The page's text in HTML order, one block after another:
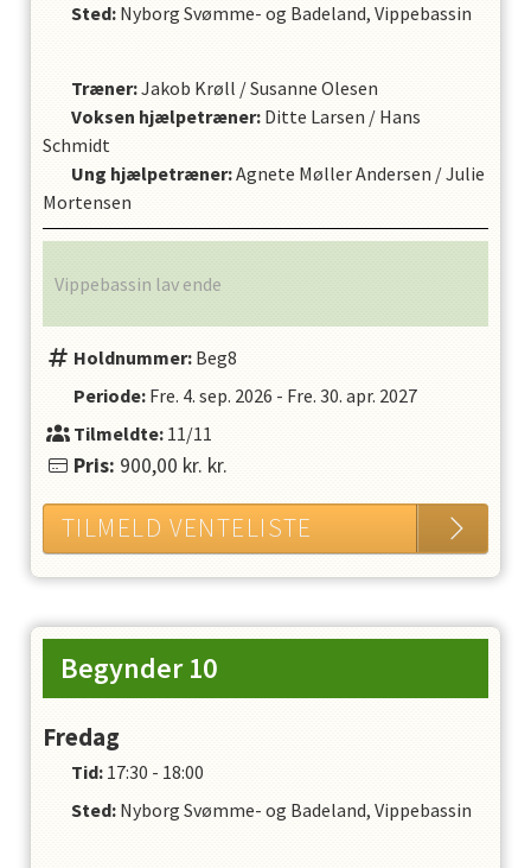
Sted: Nyborg Svømme- og Badeland, Vippebassin
Træner:Jakob Krøll /Susanne Olesen
Voksen hjælpetræner: Ditte Larsen / Hans
Schmidt
Ung hjælpetræner:Agnete Møller Andersen /Julie
Mortensen
Vippebassin lav ende
Holdnummer: Beg8
Periode: Fre. 4. sep. 2026 - Fre. 30. apr. 2027
Tilmeldte:11/11
Pris: 900,00 kr. kr.
TILMELD VENTELISTE
Begynder 10
Fredag
Tid: 17:30 - 18:00
Sted: Nyborg Svømme- og Badeland, Vippebassin